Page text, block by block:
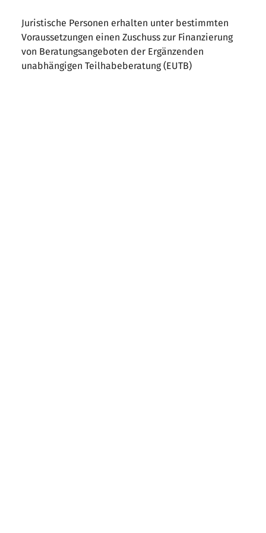
Juristische Personen erhalten unter bestimmten
Voraussetzungen einen Zuschuss zur Finanzierung
von Beratungsangeboten der Ergänzenden
unabhängigen Teilhabeberatung (EUTB)